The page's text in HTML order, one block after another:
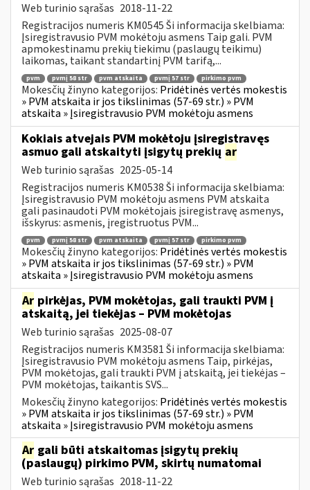
Web turinio sąrašas 2018-11-22
Registracijos numeris KM0545 Ši informacija skelbiama:
Įsiregistravusio PVM mokėtoju asmens Taip gali. PVM
apmokestinamu prekių tiekimu (paslaugų teikimu)
laikomas, taikant standartinį PVM tarifą,...
pvm pvmį 58 str pvm atskaita pvmį 57 str pirkimo pvm
Mokesčių žinyno kategorijos: Pridėtinės vertės mokestis
» PVM atskaita ir jos tikslinimas (57-69 str.) » PVM
atskaita » Įsiregistravusio PVM mokėtoju asmens
Kokiais atvejais PVM mokėtoju įsiregistravęs
asmuo gali atskaityti įsigytų prekių ar
Web turinio sąrašas 2025-05-14
Registracijos numeris KM0538 Ši informacija skelbiama:
Įsiregistravusio PVM mokėtoju asmens PVM atskaita
gali pasinaudoti PVM mokėtojais įsiregistravę asmenys,
išskyrus: asmenis, įregistruotus PVM...
pvm pvmį 58 str pvm atskaita pvmį 57 str pirkimo pvm
Mokesčių žinyno kategorijos: Pridėtinės vertės mokestis
» PVM atskaita ir jos tikslinimas (57-69 str.) » PVM
atskaita » Įsiregistravusio PVM mokėtoju asmens
Ar pirkėjas, PVM mokėtojas, gali traukti PVM į
atskaitą, jei tiekėjas – PVM mokėtojas
Web turinio sąrašas 2025-08-07
Registracijos numeris KM3581 Ši informacija skelbiama:
Įsiregistravusio PVM mokėtoju asmens Taip, pirkėjas,
PVM mokėtojas, gali traukti PVM į atskaitą, jei tiekėjas –
PVM mokėtojas, taikantis SVS...
Mokesčių žinyno kategorijos: Pridėtinės vertės mokestis
» PVM atskaita ir jos tikslinimas (57-69 str.) » PVM
atskaita » Įsiregistravusio PVM mokėtoju asmens
Ar gali būti atskaitomas įsigytų prekių
(paslaugų) pirkimo PVM, skirtų numatomai
Web turinio sąrašas 2018-11-22